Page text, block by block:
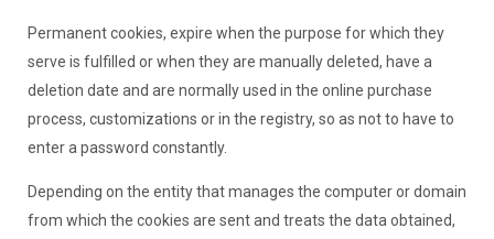
Permanent cookies, expire when the purpose for which they
serve is fulfilled or when they are manually deleted, have a
deletion date and are normally used in the online purchase
process, customizations or in the registry, so as not to have to
enter a password constantly.
Depending on the entity that manages the computer or domain
from which the cookies are sent and treats the data obtained,